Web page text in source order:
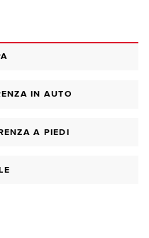
IN AUTO
A PIEDI